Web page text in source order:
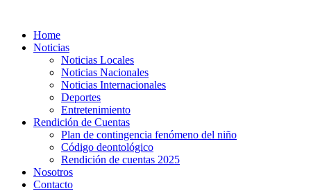
Home
Noticias
Noticias Locales
Noticias Nacionales
Noticias Internacionales
Deportes
Entretenimiento
Rendición de Cuentas
Plan de contingencia fenómeno del niño
Código deontológico
Rendición de cuentas 2025
Nosotros
Contacto